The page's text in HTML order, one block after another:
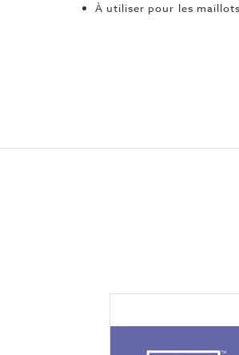
À utiliser pour les